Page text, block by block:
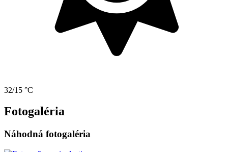
32/15 °C
Fotogaléria
Náhodná fotogaléria